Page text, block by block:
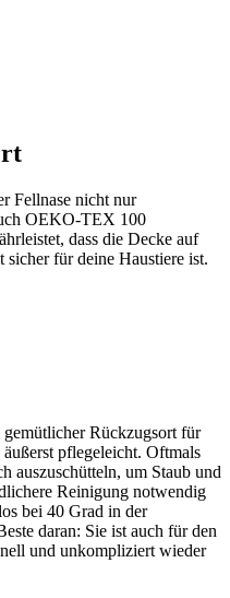
Fellnase nicht nur
OEKO-TEX 100
dass die Decke auf
für deine Haustiere ist.
Rückzugsort für
pflegeleicht. Oftmals
auszuschütteln, um Staub und
Reinigung notwendig
bei 40 Grad in der
daran: Sie ist auch für den
und unkompliziert wieder